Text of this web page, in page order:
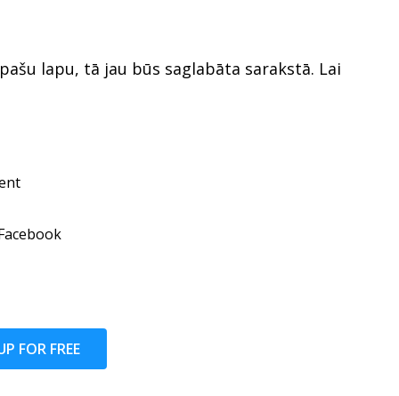
lapu, tā jau būs saglabāta sarakstā. Lai
FOR FREE